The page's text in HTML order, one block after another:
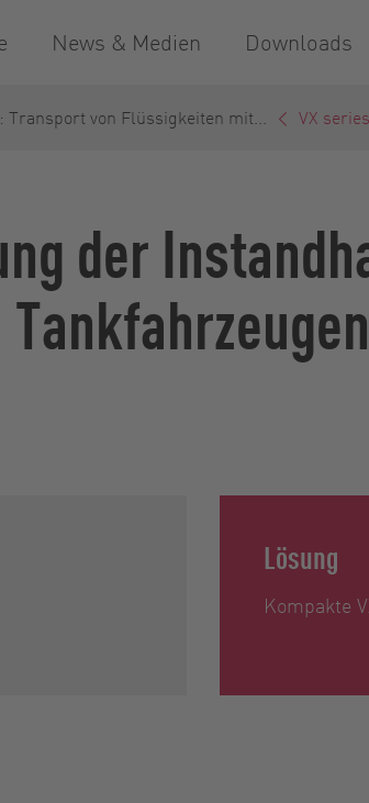
News & Medien Downloads
Transport von Flüssigkeiten mit... VX
der
Lösung
Kompakte